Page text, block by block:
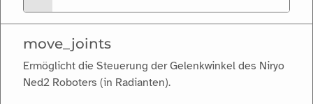
Netzwerk
Logik
move_joints
Ermöglicht die Steuerung der Gelenkwinkel des Niryo
Ned2 Roboters (in Radianten).